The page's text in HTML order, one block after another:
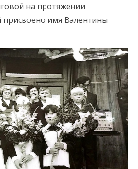
на протяжении
присвоено имя Валентины